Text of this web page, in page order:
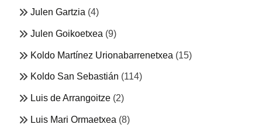
Julen Gartzia (4)
Julen Goikoetxea (9)
Koldo Martínez Urionabarrenetxea (15)
Koldo San Sebastián (114)
Luis de Arrangoitze (2)
Luis Mari Ormaetxea (8)